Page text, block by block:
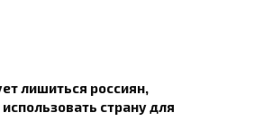
лишиться россиян,
страну для